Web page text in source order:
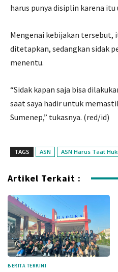
harus punya disiplin karena itu
Mengenai kebijakan tersebut,
ditetapkan, sedangkan sidak
menentu.
“Sidak kapan saja bisa
saat saya hadir untuk
Sumenep,” tukasnya. (red/id)
TAGS ASN ASN Harus Taat
Artikel Terkait :
BERITA TERKINI